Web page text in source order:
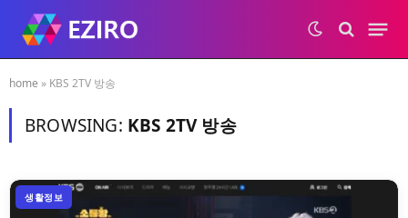
home » KBS 2TV 방송
BROWSING: KBS 2TV 방송
생활정보